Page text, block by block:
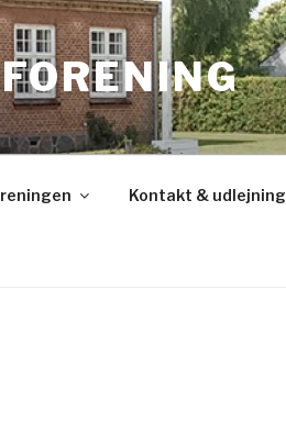
Kontakt & udlejning